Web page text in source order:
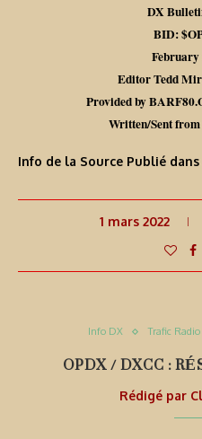
DX
BID:
February
Editor Tedd
Provided by
Written/Sent
Info de la Source Publié dans
1 mars 2022
Info DX Trafic Radio
OPDX / DXCC :
Rédigé par